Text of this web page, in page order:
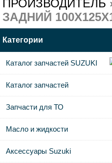
ПРОИЗВОДИТЕЛЬ
ЗАДНИЙ
Категории
Каталог запчастей SUZUKI
Каталог запчастей
Запчасти для ТО
Масло и жидкости
Аксессуары Suzuki